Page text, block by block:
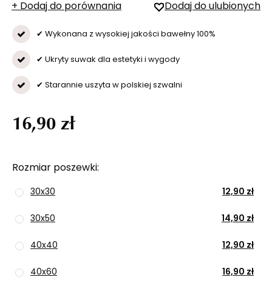
+ Dodaj do porównania Dodaj do ulubionych
✔ Wykonana z wysokiej jakości bawełny 100%
✔ Ukryty suwak dla estetyki i wygody
✔ Starannie uszyta w polskiej szwalni
Rozmiar poszewki
30x30 12,90 zł
30x50 14,90 zł
40x40 12,90 zł
40x60 16,90 zł
16,90 zł